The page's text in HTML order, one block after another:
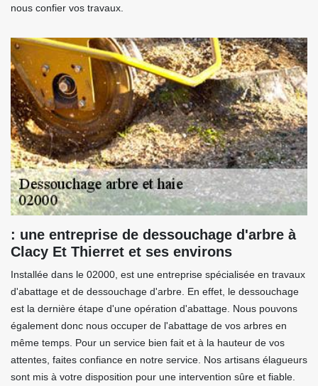
nous confier vos travaux.
: une entreprise de dessouchage d'arbre à
Clacy Et Thierret et ses environs
Installée dans le 02000, est une entreprise spécialisée en travaux
d'abattage et de dessouchage d'arbre. En effet, le dessouchage
est la dernière étape d'une opération d'abattage. Nous pouvons
également donc nous occuper de l'abattage de vos arbres en
même temps. Pour un service bien fait et à la hauteur de vos
attentes, faites confiance en notre service. Nos artisans élagueurs
sont mis à votre disposition pour une intervention sûre et fiable.